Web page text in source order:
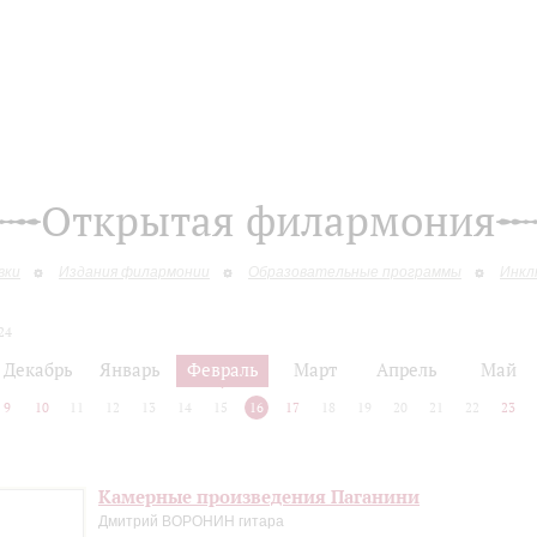
Открытая филармония
Издания филармонии Образовательные программы
Декабрь Январь Февраль Март Апрель Май
9 10 12 13 14 15 16 17 18 19 20 21 22 23
Камерные произведения Паганини
Дмитрий ВОРОНИН гитара